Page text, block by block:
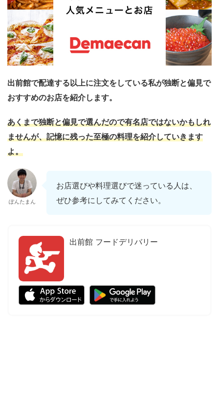
出前館で配達する以上に注文をしている私が独断と偏見で
おすすめのお店を紹介します。
あくまで独断と偏見で選んだので有名店ではないかもしれ
ませんが、記憶に残った至極の料理を紹介していきます
よ。
ぽんたまん
お店選びや料理選びで迷っている人は、
ぜひ参考にしてみてください。
出前館 フードデリバリー